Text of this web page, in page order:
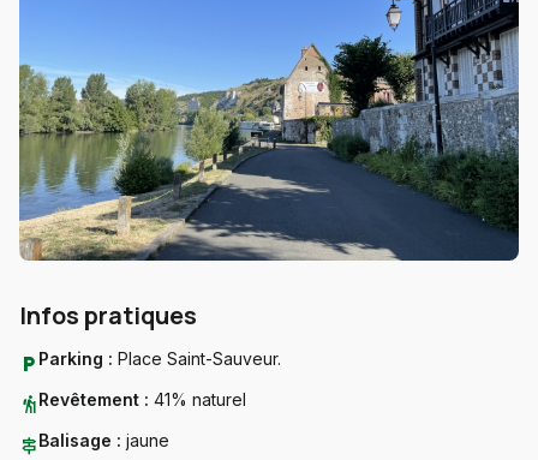
Infos pratiques
local_parking Parking : Place Saint-Sauveur.
hikingRevêtement : 41% naturel
signpostBalisage : jaune